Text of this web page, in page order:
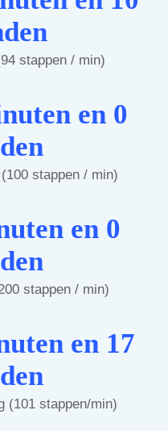
stappen / min)
en 0
stappen / min)
en 0
stappen / min)
en 17
(101 stappen/min)